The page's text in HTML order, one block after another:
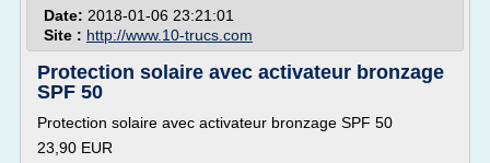
Date: 2018-01-06 23:21:01
Site : http://www.10-trucs.com
Protection solaire avec activateur bronzage
SPF 50
Protection solaire avec activateur bronzage SPF 50
23,90 EUR